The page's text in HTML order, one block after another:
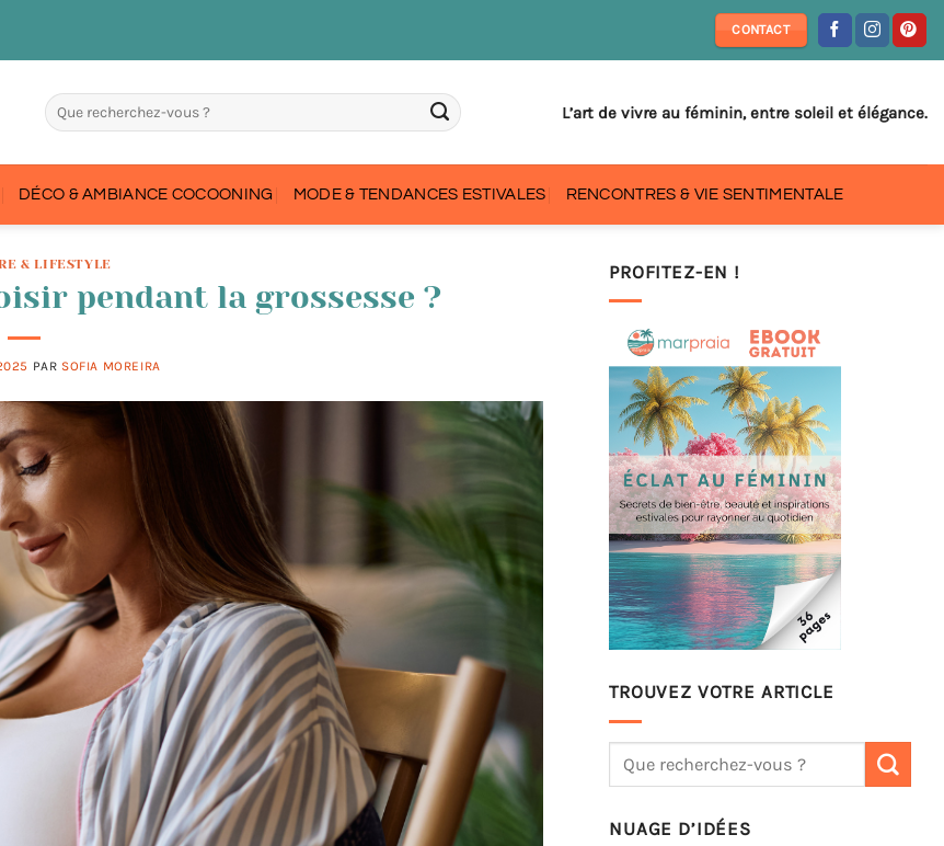
CONTACT
L’art de vivre au féminin, entre soleil et élégance.
DÉCO & AMBIANCE COCOONING MODE & TENDANCES ESTIVALES RENCONTRES & VIE SENTIMENTALE
& LIFESTYLE
pendant la grossesse ?
PAR SOFIA MOREIRA
PROFITEZ-EN !
TROUVEZ VOTRE ARTICLE
NUAGE D’IDÉES